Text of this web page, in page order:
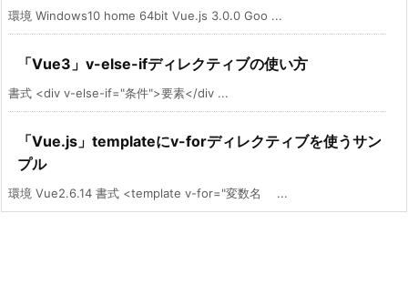
環境 Windows10 home 64bit Vue.js 3.0.0 Goo ...
「Vue3」v-else-ifディレクティブの使い方
書式 <div v-else-if="条件">要素</div ...
「Vue.js」templateにv-forディレクティブを使うサン
プル
環境 Vue2.6.14 書式 <template v-for="変数名 ...